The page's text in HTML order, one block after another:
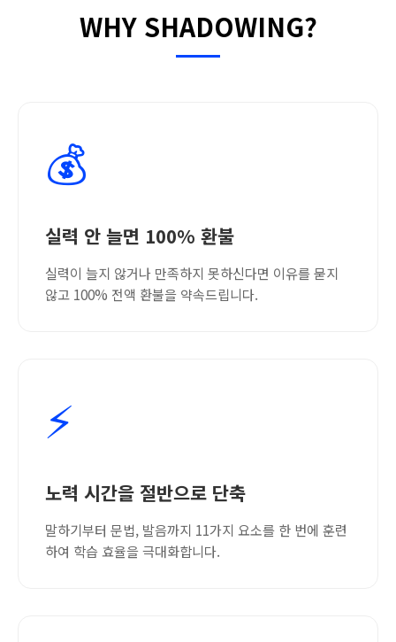
WHY SHADOWING?
💰
실력 안 늘면 100% 환불
실력이 늘지 않거나 만족하지 못하신다면 이유를 묻지
않고 100% 전액 환불을 약속드립니다.
⚡
노력 시간을 절반으로 단축
말하기부터 문법, 발음까지 11가지 요소를 한 번에 훈련
하여 학습 효율을 극대화합니다.